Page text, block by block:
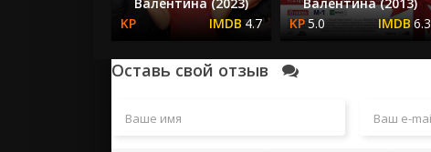
4.7
5.0
6.3
Оставь свой отзыв